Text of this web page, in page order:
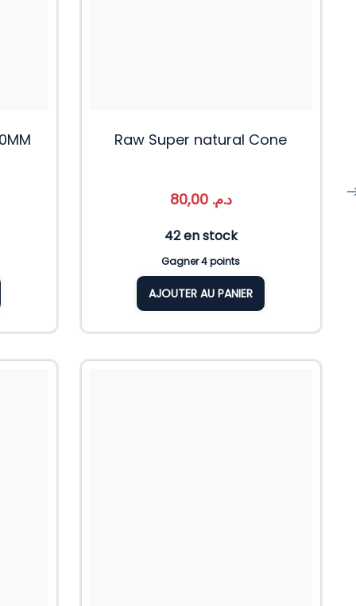
Raw Super natural Cone
د.م. 80,00
42 en stock
Gagner 4 points
AJOUTER AU PANIER